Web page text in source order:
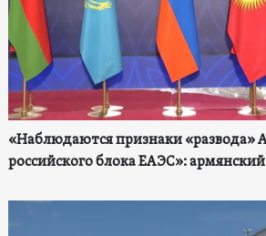
«Наблюдаются признаки «развода»
российского блока ЕАЭС»: